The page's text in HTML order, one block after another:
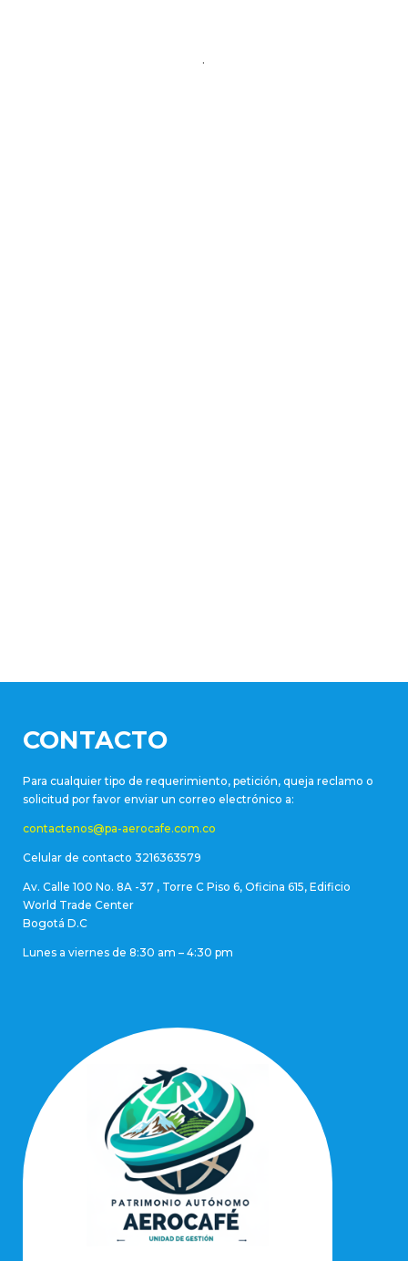
.
CONTACTO
Para cualquier tipo de requerimiento, petición, queja reclamo o
solicitud por favor enviar un correo electrónico a:
contactenos@pa-aerocafe.com.co
Celular de contacto 3216363579
Av. Calle 100 No. 8A -37 , Torre C Piso 6, Oficina 615, Edificio
World Trade Center
Bogotá D.C
Lunes a viernes de 8:30 am – 4:30 pm